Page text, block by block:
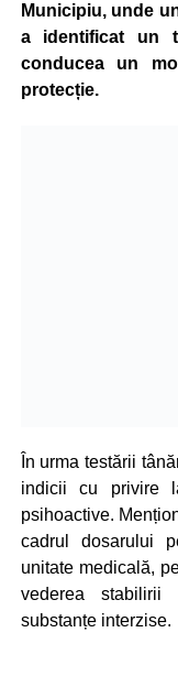
Municipiu, unde
a identificat un
conducea un
protecție.
În urma testării
indicii cu privire
psihoactive.
cadrul dosarului
unitate medicală,
vederea
substanțe interzise.